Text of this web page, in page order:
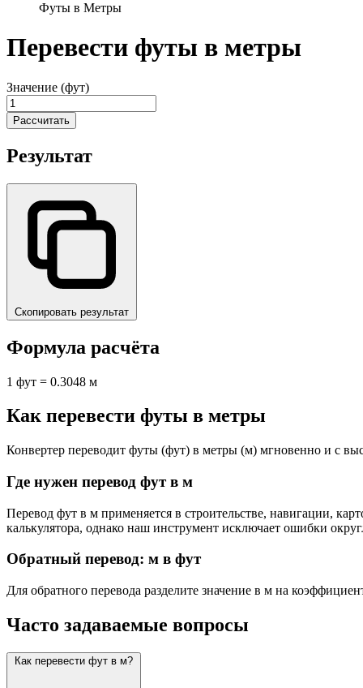
Футы в Метры
Перевести футы в метры
Значение (фут)
Рассчитать
Результат
Скопировать результат
Формула расчёта
1 фут = 0.3048 м
Как перевести футы в метры
Конвертер переводит футы (фут) в метры (м) мгновенно и с
Где нужен перевод фут в м
Перевод фут в м применяется в строительстве, навигации,
калькулятора, однако наш инструмент исключает ошибки
Обратный перевод: м в фут
Для обратного перевода разделите значение в м на
Часто задаваемые вопросы
Как перевести фут в м?